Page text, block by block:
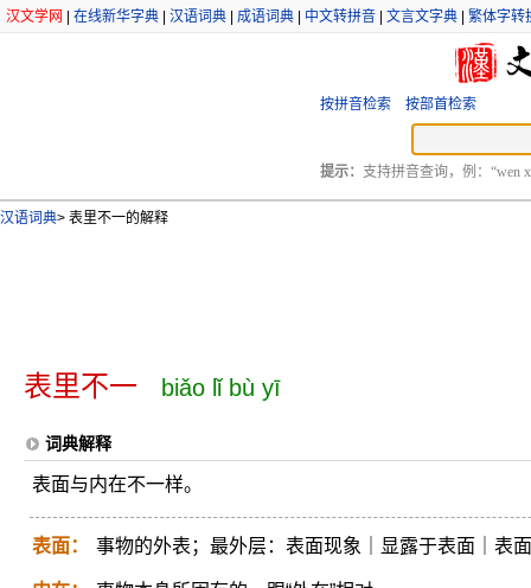
汉文学网 在线新华字典 汉语词典 成语词典 中文转拼音 文言文字典 繁体字转
按拼音检索 按部首检索
提示： 支持拼音查询，例：“wen
汉语词典> 表里不一的解释
表里不一 biǎo lǐ bù yī
词典解释
表面与内在不一样。
表面： 事物的外表；最外层：表面现象｜显露于表面｜表